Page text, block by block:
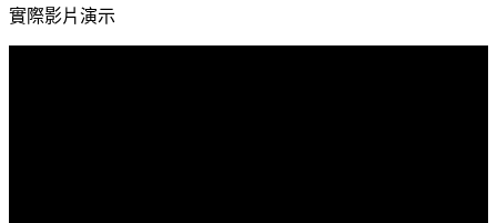
實際影片演示